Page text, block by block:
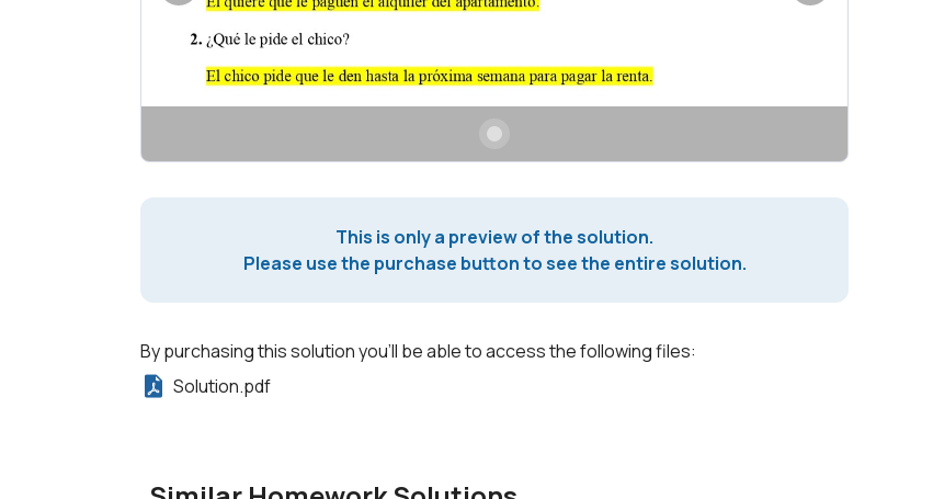
This is only a preview of the solution.
Please use the purchase button to see the entire solution.
By purchasing this solution you'll be able to access the following files:
Solution.pdf